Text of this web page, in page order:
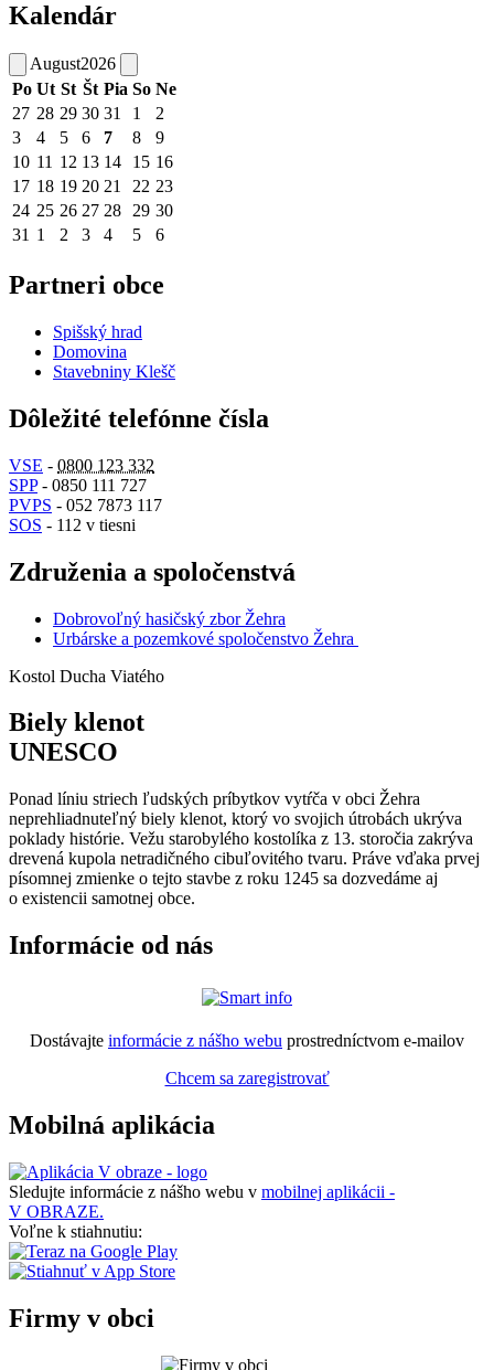
Kalendár
August2026
Po Ut St Št Pia So Ne
27 28 29 30 31 1
2
3
4 5 6 7 8
9
10 11 12 13 14 15 16
17 18 19 20 21 22 23
24 25 26 27 28 29 30
31 1 2 3 4 5 6
Partneri obce
Spišský hrad
Domovina
Stavebniny Klešč
Dôležité telefónne čísla
VSE - 0800 123 332
SPP- 0850 111 727
PVPS - 052 7873 117
SOS - 112 v tiesni
Združenia a spoločenstvá
Dobrovoľný hasičský zbor Žehra
Urbárske a pozemkové spoločenstvo Žehra
Kostol Ducha Viatého
Biely klenot
UNESCO
Ponad líniu striech ľudských príbytkov vytŕča v obci Žehra
neprehliadnuteľný biely klenot, ktorý vo svojich útrobách ukrýva
poklady histórie. Vežu starobylého kostolíka z 13. storočia zakrýva
drevená kupola netradičného cibuľovitého tvaru. Práve vďaka prvej
písomnej zmienke o tejto stavbe z roku 1245 sa dozvedáme aj
o existencii samotnej obce.
Informácie od nás
Dostávajte informácie z nášho webu prostredníctvom e-mailov
Chcem sa zaregistrovať
Mobilná aplikácia
Sledujte informácie z nášho webu v mobilnej aplikácii -
V OBRAZE.
Voľne k stiahnutiu:
Firmy v obci